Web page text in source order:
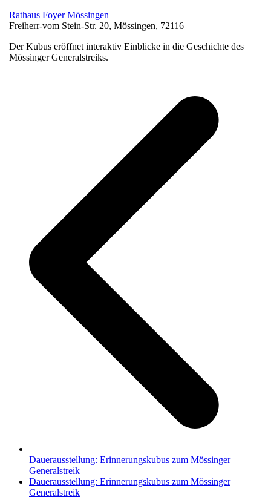
Rathaus Foyer Mössingen
Freiherr-vom Stein-Str. 20, Mössingen, 72116
Der Kubus eröffnet interaktiv Einblicke in die Geschichte des
Mössinger Generalstreiks.
Dauerausstellung: Erinnerungskubus zum Mössinger
Generalstreik
Nächster
Beitrag:
Dauerausstellung: Erinnerungskubus zum Mössinger
Generalstreik